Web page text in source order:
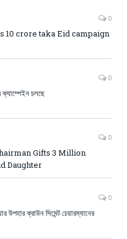
0
10 crore taka Eid campaign
0
ক্যাম্পেইন চলছে
0
Gifts 3 Million
Daughter
0
উপহার ক্রাউন সিমেন্ট চেয়ারম্যানের